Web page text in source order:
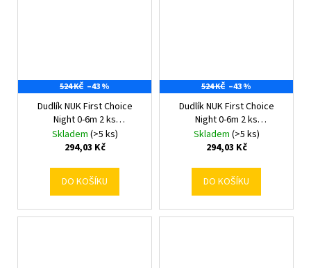
524 KČ –43 %
Dudlík NUK First Choice
Night 0-6m 2 ks
Bunny/Sheep 0-6 m
Skladem (>5 ks)
294,03 Kč
DO KOŠÍKU
524 KČ –43 %
Dudlík NUK First Choice
Night 0-6m 2 ks
Hippo/Koala 0-6 m
Skladem (>5 ks)
294,03 Kč
DO KOŠÍKU